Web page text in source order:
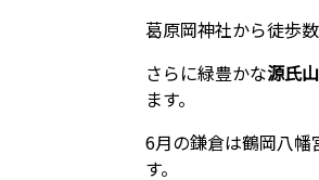
葛原岡神社から徒歩
さらに緑豊かな源氏
ます。
6月の鎌倉は鶴岡八
す。